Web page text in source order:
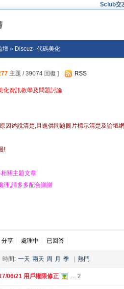
Sclub交
壇» Discuz--代碼美化
主題 / 39074 回復 ] RSS
化資訊教學及問題討論
因述說清楚,且題供問題圖片標示清楚及論壇
!
關主題文章
理,請多多配合謝謝
分享 處理中 已回答
時間: 一天 兩天 周 月 季 熱門
06/21 用戶權限修正 ... 2